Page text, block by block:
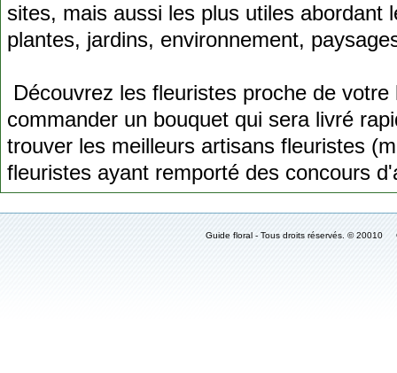
sites, mais aussi les plus utiles abordant
plantes, jardins, environnement,
Découvrez les fleuristes proche de
commander un bouquet qui sera livré
trouver les meilleurs artisans fleuristes
fleuristes ayant remporté des concours
Guide floral - Tous droits réservés. ©